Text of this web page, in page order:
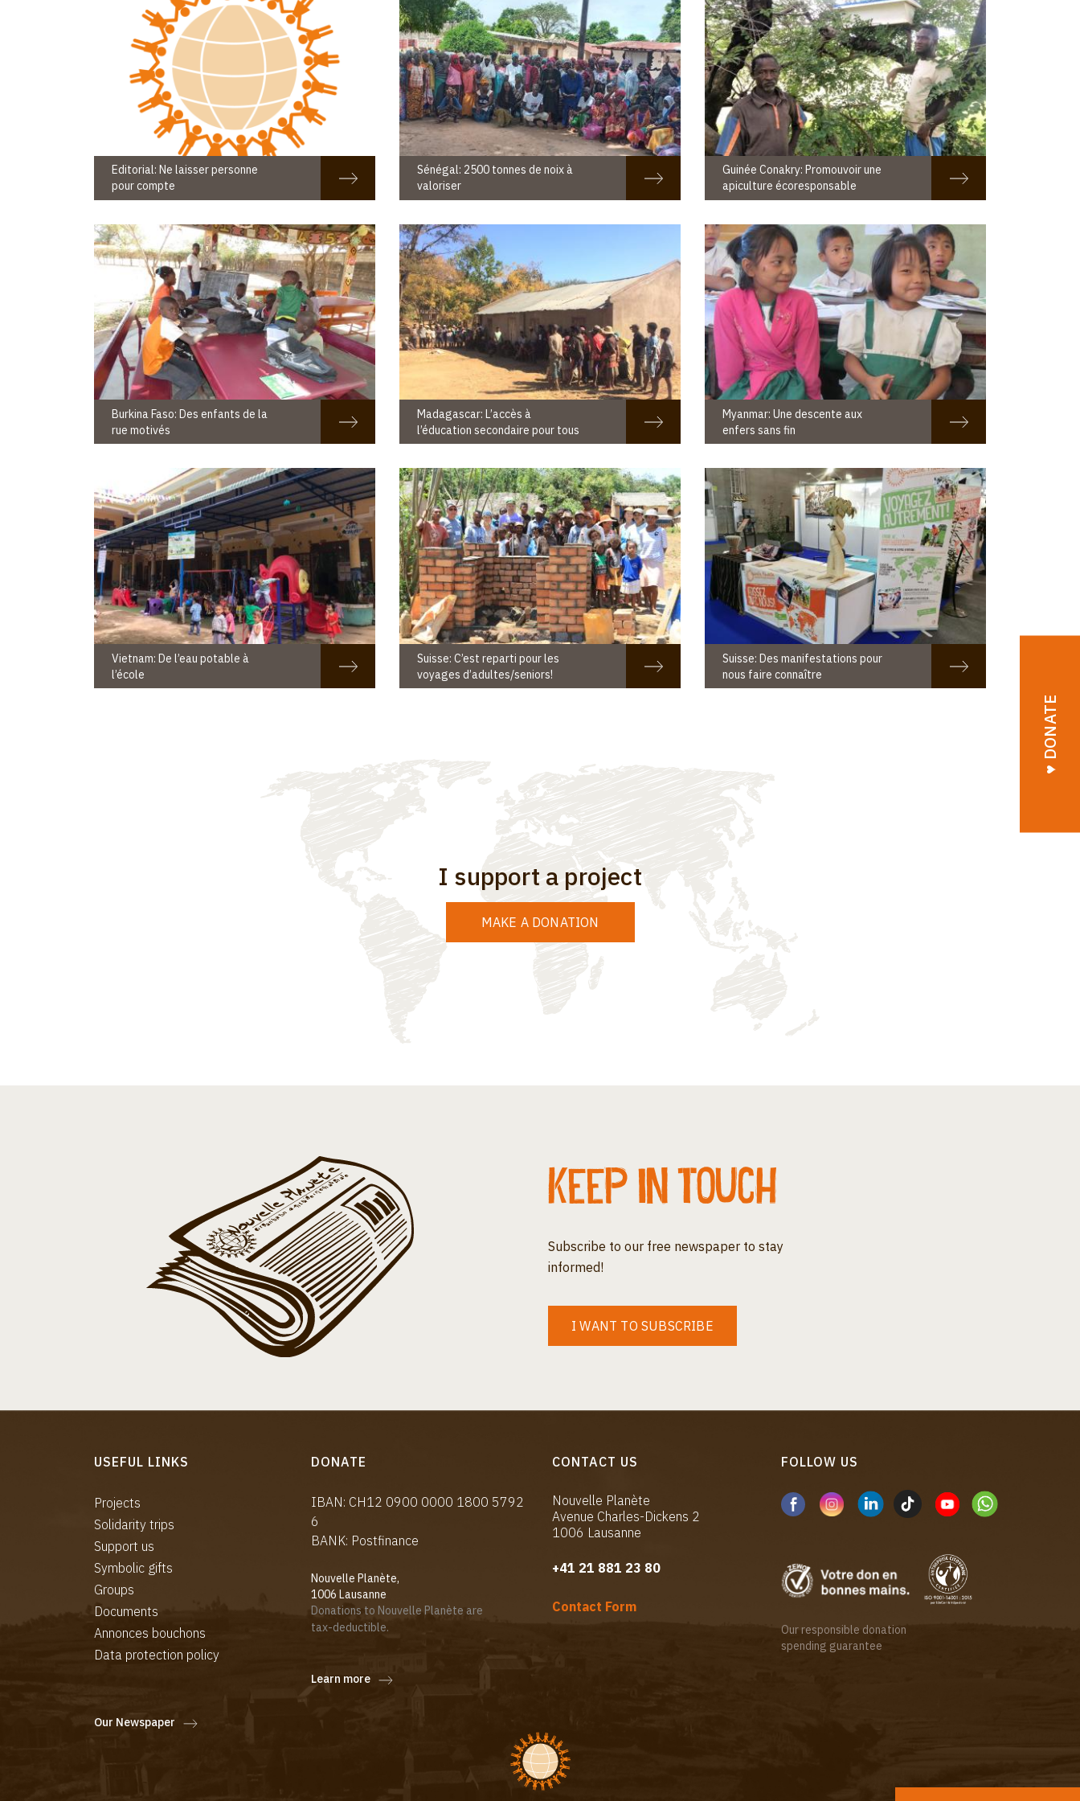
♥︎ DONATE
Editorial: Ne laisser personne
pour compte
Sénégal: 2500 tonnes de noix à
valoriser
Guinée Conakry: Promouvoir une
apiculture écoresponsable
Burkina Faso: Des enfants de la
rue motivés
Madagascar: L’accès à
l’éducation secondaire pour tous
Myanmar: Une descente aux
enfers sans fin
Vietnam: De l’eau potable à
l’école
Suisse: C’est reparti pour les
voyages d’adultes/seniors!
Suisse: Des manifestations pour
nous faire connaître
I support a project
MAKE A DONATION
Keep in touch
Subscribe to our free newspaper to stay
informed!
I WANT TO SUBSCRIBE
USEFUL LINKS
Projects
Solidarity trips
Support us
Symbolic gifts
Groups
Documents
Annonces bouchons
Data protection policy
Our Newspaper
DONATE
IBAN: CH12 0900 0000 1800 5792
6
BANK: Postfinance
Nouvelle Planète,
1006 Lausanne
Donations to Nouvelle Planète are
tax-deductible.
Learn more
CONTACT US
Nouvelle Planète
Avenue Charles-Dickens 2
1006 Lausanne
+41 21 881 23 80
Contact Form
FOLLOW US
Our responsible donation
spending guarantee